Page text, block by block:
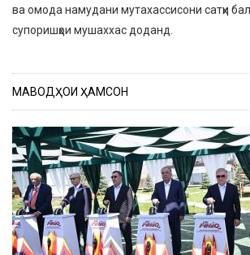
ва омода намудани мутахассисони сатҳи
супоришҳои мушаххас доданд.
МАВОДҲОИ ҲАМСОН